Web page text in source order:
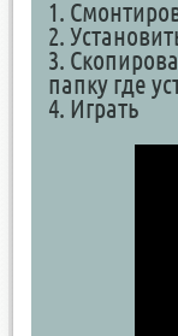
1.
2.
3.
папку где
4. Играть